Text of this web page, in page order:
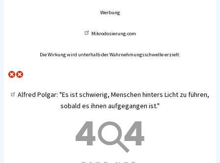
Werbung
Mikrodosierung.com
Die Wirkung wird unterhalb der Wahrnehmungsschwelle erzielt.
Alfred Polgar: "Es ist schwierig, Menschen hinters Licht zu führen,
sobald es ihnen aufgegangen ist."